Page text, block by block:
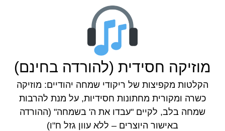
מוזיקה חסידית (להורדה בחינם)
הקלטות מקפיצות של ריקודי שמחה יהודיים: מוזיקה
כשרה ומקורית מחתונות חסידיות, על מנת להרבות
שמחה בלב, לקיים "עבדו את ה' בשמחה" (ההורדה
באישור היוצרים – ללא עוון גזל ח"ו)